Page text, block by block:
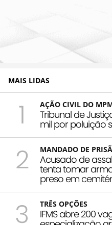
MAIS LIDAS
1 AÇÃO CIVIL DO
Tribunal de
mil por poluição
2 MANDADO DE
Acusado de
tenta tomar
preso em
3 TRÊS OPÇÕES
IFMS abre 200